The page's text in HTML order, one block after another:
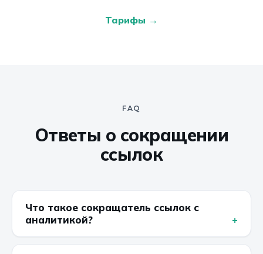
Тарифы →
FAQ
Ответы о сокращении
ссылок
Что такое сокращатель ссылок с
аналитикой?